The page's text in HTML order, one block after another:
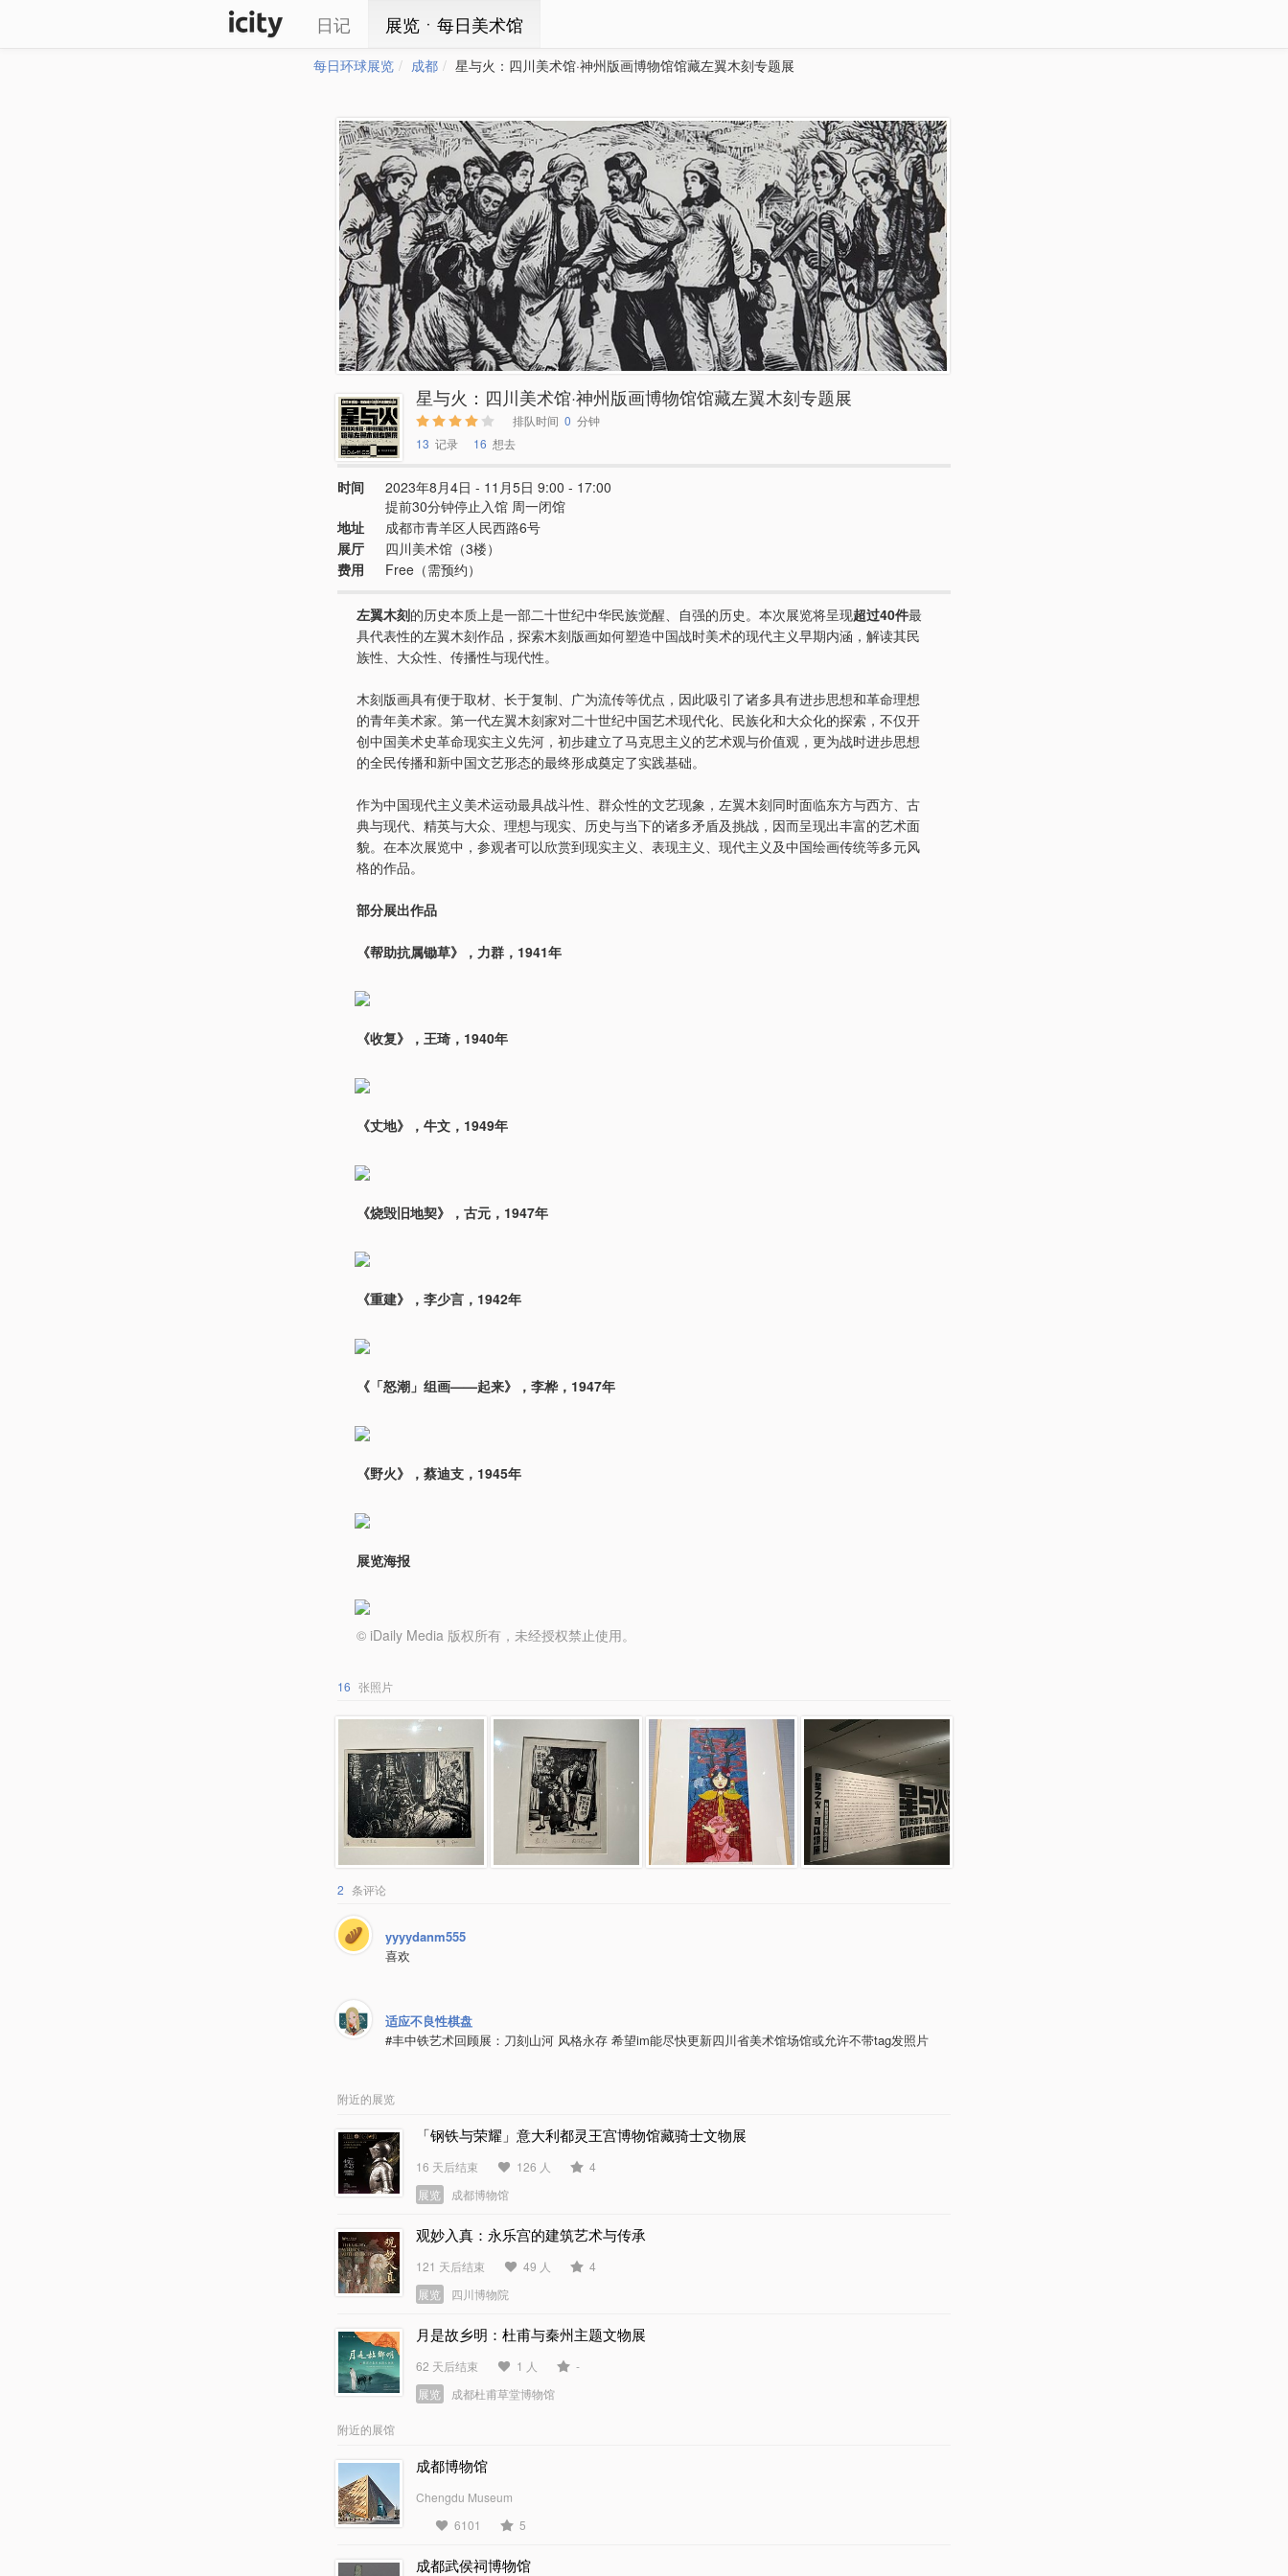
日记 展览ㆍ每日美术馆
每日环球展览 成都 星与火：四川美术馆·神州版画博物馆馆藏左翼木刻专题展
星与火：四川美术馆·神州版画博物馆馆藏左翼木刻专题展
排队时间 0 分钟
13 记录 16 想去
时间
2023年8月4日 - 11月5日 9:00 - 17:00
提前30分钟停止入馆 周一闭馆
地址
成都市青羊区人民西路6号
展厅
四川美术馆（3楼）
费用
Free（需预约）
左翼木刻的历史本质上是一部二十世纪中华民族觉醒、自强的历史。本次展览将呈现超过40件最
具代表性的左翼木刻作品，探索木刻版画如何塑造中国战时美术的现代主义早期内涵，解读其民
族性、大众性、传播性与现代性。
木刻版画具有便于取材、长于复制、广为流传等优点，因此吸引了诸多具有进步思想和革命理想
的青年美术家。第一代左翼木刻家对二十世纪中国艺术现代化、民族化和大众化的探索，不仅开
创中国美术史革命现实主义先河，初步建立了马克思主义的艺术观与价值观，更为战时进步思想
的全民传播和新中国文艺形态的最终形成奠定了实践基础。
作为中国现代主义美术运动最具战斗性、群众性的文艺现象，左翼木刻同时面临东方与西方、古
典与现代、精英与大众、理想与现实、历史与当下的诸多矛盾及挑战，因而呈现出丰富的艺术面
貌。在本次展览中，参观者可以欣赏到现实主义、表现主义、现代主义及中国绘画传统等多元风
格的作品。
部分展出作品
《帮助抗属锄草》，力群，1941年
《收复》，王琦，1940年
《丈地》，牛文，1949年
《烧毁旧地契》，古元，1947年
《重建》，李少言，1942年
《「怒潮」组画——起来》，李桦，1947年
《野火》，蔡迪支，1945年
展览海报
© iDaily Media 版权所有，未经授权禁止使用。
16 张照片
2 条评论
yyyydanm555
喜欢
适应不良性棋盘
#丰中铁艺术回顾展：刀刻山河 风格永存 希望im能尽快更新四川省美术馆场馆或允许不带tag发照片
附近的展览
「钢铁与荣耀」意大利都灵王宫博物馆藏骑士文物展
16 天后结束 126 人
4
展览
成都博物馆
观妙入真：永乐宫的建筑艺术与传承
121 天后结束 49 人
4
展览
四川博物院
月是故乡明：杜甫与秦州主题文物展
62 天后结束 1 人
-
展览
成都杜甫草堂博物馆
附近的展馆
成都博物馆
Chengdu Museum
6101
5
成都武侯祠博物馆